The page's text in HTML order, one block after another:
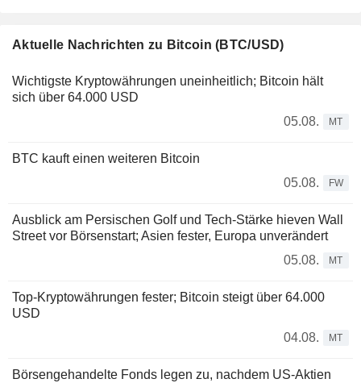
Aktuelle Nachrichten zu Bitcoin (BTC/USD)
Wichtigste Kryptowährungen uneinheitlich; Bitcoin hält
sich über 64.000 USD
05.08.
MT
BTC kauft einen weiteren Bitcoin
05.08.
FW
Ausblick am Persischen Golf und Tech-Stärke hieven Wall
Street vor Börsenstart; Asien fester, Europa unverändert
05.08.
MT
Top-Kryptowährungen fester; Bitcoin steigt über 64.000
USD
04.08.
MT
Börsengehandelte Fonds legen zu, nachdem US-Aktien